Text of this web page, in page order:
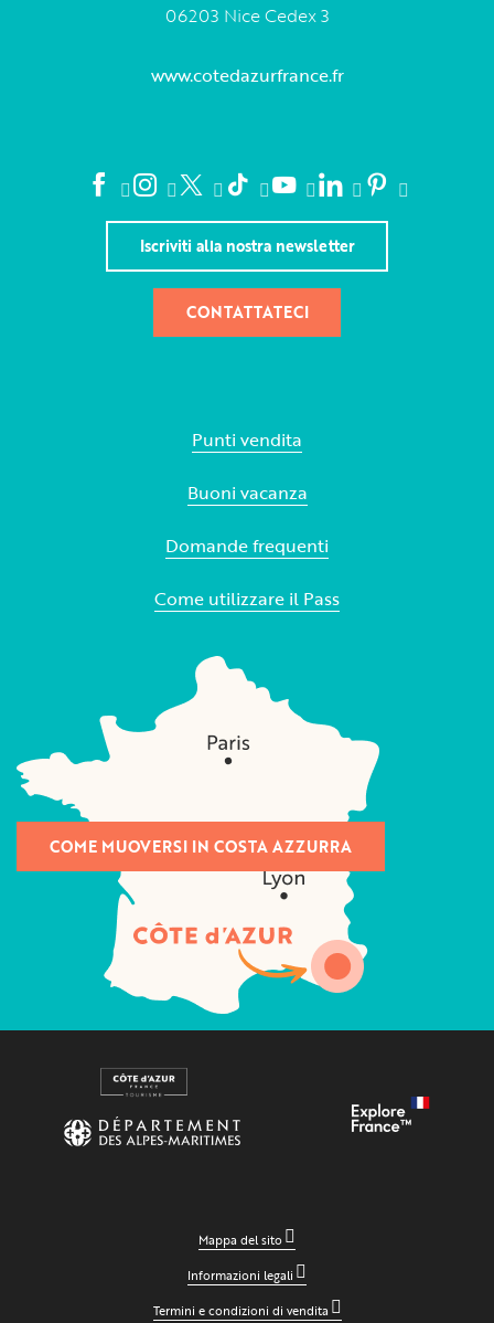
06203 Nice Cedex 3
www.cotedazurfrance.fr
Iscriviti alla nostra newsletter
CONTATTATECI
Punti vendita
Buoni vacanza
Domande frequenti
Come utilizzare il Pass
COME MUOVERSI IN COSTA AZZURRA
Mappa del sito
Informazioni legali
Termini e condizioni di vendita